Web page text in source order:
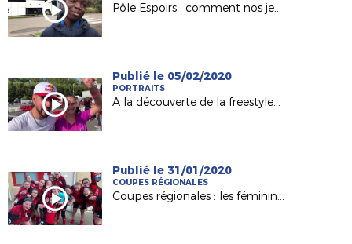
Pôle Espoirs : comment nos jeunes abordent un match amical ?
Publié le 05/02/2020
PORTRAITS
A la découverte de la freestyleuse Alisson Langlade (Le Mans)
Publié le 31/01/2020
COUPES RÉGIONALES
Coupes régionales : les féminines de l'AEPR Rezé au déif du FC Nantes